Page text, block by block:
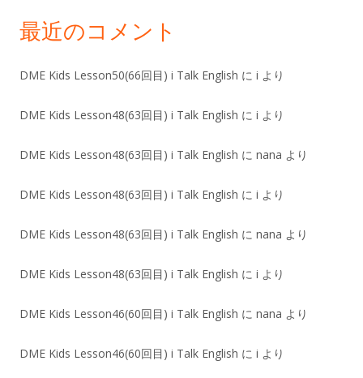
最近のコメント
DME Kids Lesson50(66回目) i Talk English に i より
DME Kids Lesson48(63回目) i Talk English に i より
DME Kids Lesson48(63回目) i Talk English に nana より
DME Kids Lesson48(63回目) i Talk English に i より
DME Kids Lesson48(63回目) i Talk English に nana より
DME Kids Lesson48(63回目) i Talk English に i より
DME Kids Lesson46(60回目) i Talk English に nana より
DME Kids Lesson46(60回目) i Talk English に i より